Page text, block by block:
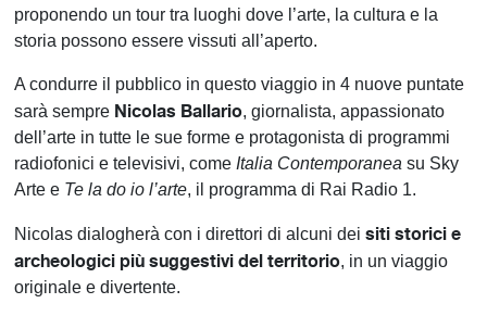
proponendo un tour tra luoghi dove l’arte, la cultura e la
storia possono essere vissuti all’aperto.
A condurre il pubblico in questo viaggio in 4 nuove puntate
sarà sempre Nicolas Ballario, giornalista, appassionato
dell’arte in tutte le sue forme e protagonista di programmi
radiofonici e televisivi, comeItalia Contemporanea su Sky
Arte e Te la do io l’arte, il programma di Rai Radio 1.
Nicolas dialogherà con i direttori di alcuni deisiti storici e
archeologici più suggestivi del territorio, in un viaggio
originale e divertente.